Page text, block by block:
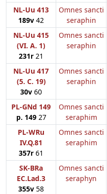
NL-Uu 413
189v 42
Omnes sancti
seraphin
NL-Uu 415
(VI. A. 1)
231r 21
Omnes sancti
seraphin
NL-Uu 417
(5. C. 19)
30v 60
Omnes sancti
seraphin
PL-GNd 149
p. 14927
Omnes sancti
seraphim
PL-WRu
IV.Q.81
357r 61
Omnes sancti
seraphim
SK-BRa
EC.Lad.3
355v 58
Omnes sancti
seraphyn